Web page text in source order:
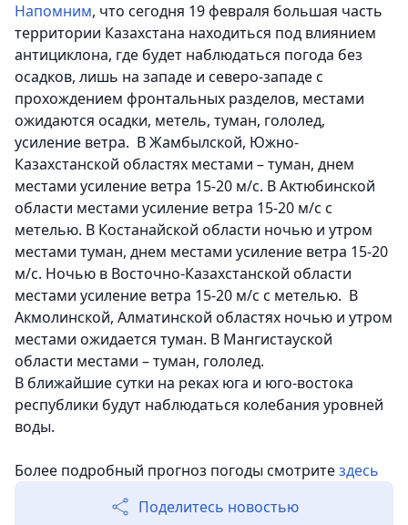
Напомним, что сегодня 19 февраля большая часть
территории Казахстана находиться под влиянием
антициклона, где будет наблюдаться погода без
осадков, лишь на западе и северо-западе с
прохождением фронтальных разделов, местами
ожидаются осадки, метель, туман, гололед,
усиление ветра. В Жамбылской, Южно-
Казахстанской областях местами – туман, днем
местами усиление ветра 15-20 м/с. В Актюбинской
области местами усиление ветра 15-20 м/с с
метелью. В Костанайской области ночью и утром
местами туман, днем местами усиление ветра 15-20
м/с. Ночью в Восточно-Казахстанской области
местами усиление ветра 15-20 м/с с метелью. В
Акмолинской, Алматинской областях ночью и утром
местами ожидается туман. В Мангистауской
области местами – туман, гололед.
В ближайшие сутки на реках юга и юго-востока
республики будут наблюдаться колебания уровней
воды.
Более подробный прогноз погоды смотритездесь
Поделитесь новостью